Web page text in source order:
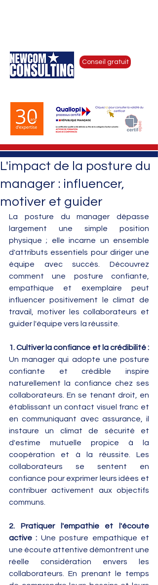
Conseil gratuit
L'impact de la posture du
manager : influencer,
motiver et guider
La posture du manager dépasse
largement une simple position
physique ; elle incarne un ensemble
d'attributs essentiels pour diriger une
équipe avec succès. Découvrez
comment une posture confiante,
empathique et exemplaire peut
influencer positivement le climat de
travail, motiver les collaborateurs et
guider l'équipe vers la réussite.
Un manager qui adopte une posture
confiante et crédible inspire
naturellement la confiance chez ses
collaborateurs. En se tenant droit, en
établissant un contact visuel franc et
en communiquant avec assurance, il
instaure un climat de sécurité et
d'estime mutuelle propice à la
coopération et à la réussite. Les
collaborateurs se sentent en
confiance pour exprimer leurs idées et
contribuer activement aux objectifs
communs.
2. Pratiquer l'empathie et l'écoute
active : Une posture empathique et
une écoute attentive démontrent une
réelle considération envers les
collaborateurs. En prenant le temps